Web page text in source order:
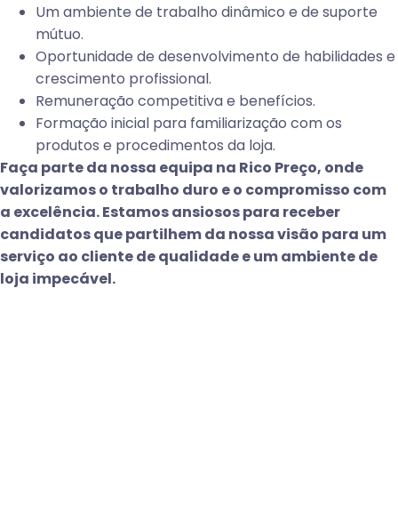
Um ambiente de trabalho dinâmico e de suporte
mútuo.
Oportunidade de desenvolvimento de habilidades e
crescimento profissional.
Remuneração competitiva e benefícios.
Formação inicial para familiarização com os
produtos e procedimentos da loja.
Faça parte da nossa equipa na Rico Preço, onde
valorizamos o trabalho duro e o compromisso com
a excelência. Estamos ansiosos para receber
candidatos que partilhem da nossa visão para um
serviço ao cliente de qualidade e um ambiente de
loja impecável.